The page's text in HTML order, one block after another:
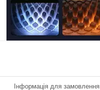
Інформація для замовлення